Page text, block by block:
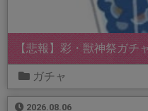
【悲報】彩・獣神祭ガチ
ガチャ
2026.08.06